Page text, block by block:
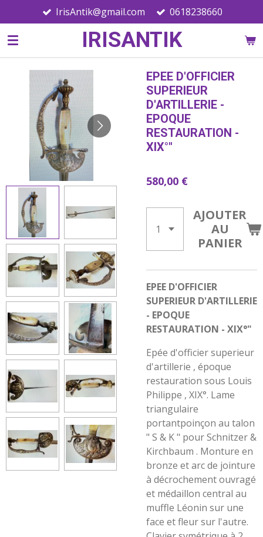
au
contenu
IRISANTIK
IrisAntik@gmail.com 0618238660
EPEE D'OFFICIER
SUPERIEUR
D'ARTILLERIE -
EPOQUE
RESTAURATION -
XIX°"
580,00 €
AJOUTER
AU
PANIER
EPEE D'OFFICIER
SUPERIEUR D'ARTILLERIE
- EPOQUE
RESTAURATION - XIX°"
Epée d'officier superieur
d'artillerie , époque
restauration sous Louis
Philippe , XIX°. Lame
triangulaire
portantpoinçon au talon
" S & K " pour Schnitzer &
Kirchbaum . Monture en
bronze et arc de jointure
à décrochement ouvragé
et médaillon central au
muffle Léonin sur une
face et fleur sur l'autre.